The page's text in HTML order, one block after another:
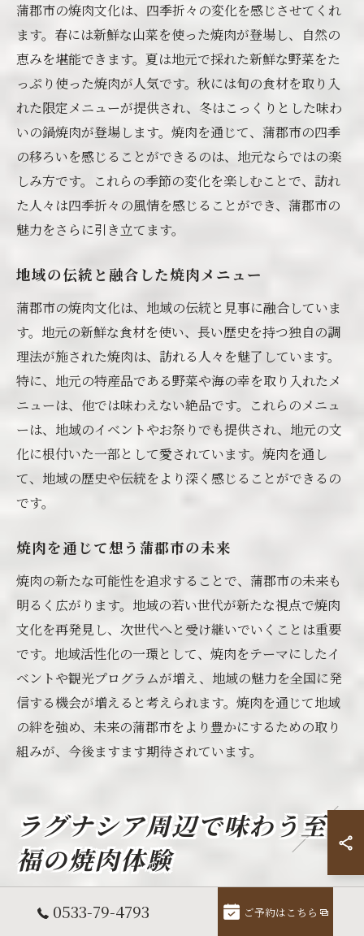
蒲郡市の焼肉文化は、四季折々の変化を感じさせてくれ
ます。春には新鮮な山菜を使った焼肉が登場し、自然の
恵みを堪能できます。夏は地元で採れた新鮮な野菜をた
っぷり使った焼肉が人気です。秋には旬の食材を取り入
れた限定メニューが提供され、冬はこっくりとした味わ
いの鍋焼肉が登場します。焼肉を通じて、蒲郡市の四季
の移ろいを感じることができるのは、地元ならではの楽
しみ方です。これらの季節の変化を楽しむことで、訪れ
た人々は四季折々の風情を感じることができ、蒲郡市の
魅力をさらに引き立てます。
地域の伝統と融合した焼肉メニュー
蒲郡市の焼肉文化は、地域の伝統と見事に融合していま
す。地元の新鮮な食材を使い、長い歴史を持つ独自の調
理法が施された焼肉は、訪れる人々を魅了しています。
特に、地元の特産品である野菜や海の幸を取り入れたメ
ニューは、他では味わえない絶品です。これらのメニュ
ーは、地域のイベントやお祭りでも提供され、地元の文
化に根付いた一部として愛されています。焼肉を通し
て、地域の歴史や伝統をより深く感じることができるの
です。
焼肉を通じて想う蒲郡市の未来
焼肉の新たな可能性を追求することで、蒲郡市の未来も
明るく広がります。地域の若い世代が新たな視点で焼肉
文化を再発見し、次世代へと受け継いでいくことは重要
です。地域活性化の一環として、焼肉をテーマにしたイ
ベントや観光プログラムが増え、地域の魅力を全国に発
信する機会が増えると考えられます。焼肉を通じて地域
の絆を強め、未来の蒲郡市をより豊かにするための取り
組みが、今後ますます期待されています。
ラグナシア周辺で味わう至
福の焼肉体験
ラグナシア周辺での特別な焼肉の楽しみ方
0533-79-4793 ご予約はこちら